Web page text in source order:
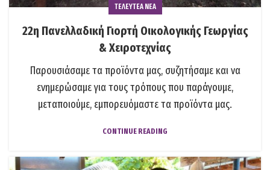
ΤΕΛΕΥΤΕΑ ΝΕΑ
22η Πανελλαδική Γιορτή Οικολογικής Γεωργίας
& Χειροτεχνίας
Παρουσιάσαμε τα προϊόντα μας, συζητήσαμε και να
ενημερώσαμε για τους τρόπους που παράγουμε,
μεταποιούμε, εμπορευόμαστε τα προϊόντα μας.
CONTINUE READING